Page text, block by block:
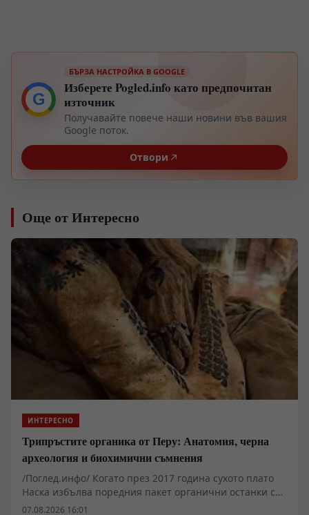
G
БЪРЗА НАСТРОЙКА В GOOGLE
Изберете Pogled.info като предпочитан
източник
Получавайте повече наши новини във вашия
Google поток.
Отвори
Още от Интересно
ИНТЕРЕСНО
Трипръстите органика от Перу: Анатомия, черна
археология и биохимични съмнения
/Поглед.инфо/ Когато през 2017 година сухото плато
Наска избълва поредния пакет органични останки с
нетипични морфологични белези, сензационният
07.08.2026 16:01